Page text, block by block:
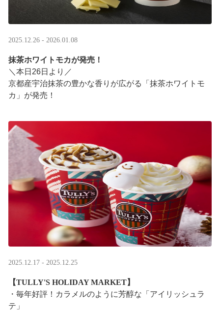
2025.12.26 - 2026.01.08
抹茶ホワイトモカが発売！
＼本日26日より／
京都産宇治抹茶の豊かな香りが広がる「抹茶ホワイトモ
カ」が発売！
2025.12.17 - 2025.12.25
【TULLY'S HOLIDAY MARKET】
・毎年好評！カラメルのように芳醇な「アイリッシュラ
テ」